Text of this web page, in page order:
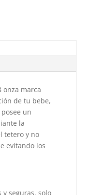
onza marca
de tu bebe,
un
la
tetero y no
evitando los
y seguras, solo